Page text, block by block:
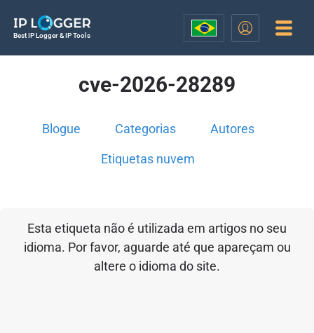
Best IP Logger & IP Tools
cve-2026-28289
Blogue Categorias Autores
Etiquetas nuvem